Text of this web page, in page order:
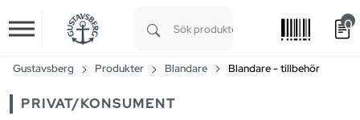
Skip to main content
0
Gustavsberg Produkter Blandare Blandare - tillbehör
PRIVAT/KONSUMENT